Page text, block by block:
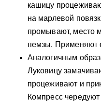
кашицу
на марлевой
промывают, место
пемзы. Применяют
Аналогичным
Луковицу
процеживают и
Компресс